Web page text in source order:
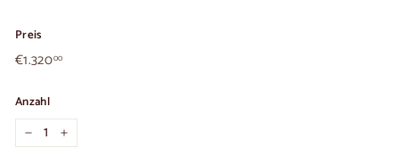
Preis
Üblicher
Preis
€1.32000€1.320,00
Anzahl
+